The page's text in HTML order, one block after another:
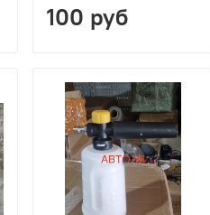
100 руб